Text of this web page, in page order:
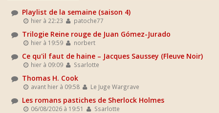
Playlist de la semaine (saison 4)
hier à 22:23 patoche77
Trilogie Reine rouge de Juan Gómez-Jurado
hier à 19:59 norbert
Ce qu'il faut de haine – Jacques Saussey (Fleuve Noir)
hier à 09:09 Ssarlotte
Thomas H. Cook
avant hier à 09:58 Le Juge Wargrave
Les romans pastiches de Sherlock Holmes
06/08/2026 à 19:51 Ssarlotte